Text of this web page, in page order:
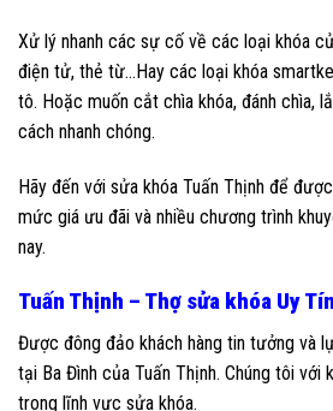
Xử lý nhanh các sự cố về các loại khóa
điện tử, thẻ từ…Hay các loại khóa
tô. Hoặc muốn cắt chìa khóa, đánh chìa,
cách nhanh chóng.
Hãy đến với sửa khóa Tuấn Thịnh để
mức giá ưu đãi và nhiều chương trình
nay.
Tuấn Thịnh – Thợ sửa khóa Uy
Được đông đảo khách hàng tin tưởng và
tại Ba Đình của Tuấn Thịnh. Chúng tôi với
trong lĩnh vực sửa khóa.